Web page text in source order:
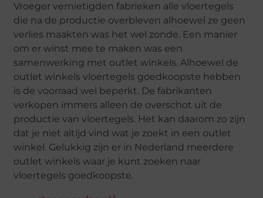
Vroeger vernietigden fabrieken alle vloertegels
die na de productie overbleven alhoewel ze geen
verlies maakten was het wel zonde. Een manier
om er winst mee te maken was een
samenwerking met outlet winkels. Alhoewel de
outlet winkels vloertegels goedkoopste hebben
is de voorraad wel beperkt. De fabrikanten
verkopen immers alleen de overschot uit de
productie van vloertegels. Het kan daarom zo zijn
dat je niet altijd vind wat je zoekt in een outlet
winkel. Gelukkig zijn er in Nederland meerdere
outlet winkels waar je kunt zoeken naar
vloertegels goedkoopste.